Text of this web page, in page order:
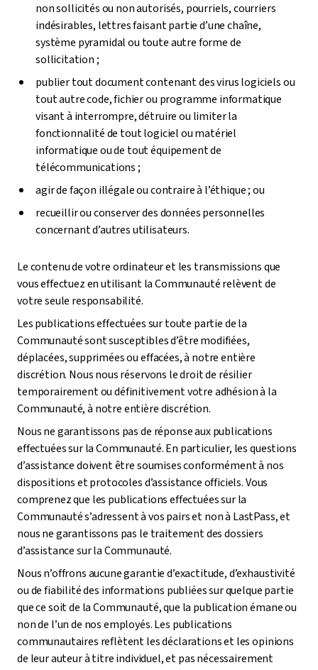
non sollicités ou non autorisés, pourriels, courriers
indésirables, lettres faisant partie d’une chaîne,
système pyramidal ou toute autre forme de
sollicitation ;
publier tout document contenant des virus logiciels ou
tout autre code, fichier ou programme informatique
visant à interrompre, détruire ou limiter la
fonctionnalité de tout logiciel ou matériel
informatique ou de tout équipement de
télécommunications ;
agir de façon illégale ou contraire à l’éthique ; ou
recueillir ou conserver des données personnelles
concernant d’autres utilisateurs.
Le contenu de votre ordinateur et les transmissions que
vous effectuez en utilisant la Communauté relèvent de
votre seule responsabilité.
Les publications effectuées sur toute partie de la
Communauté sont susceptibles d’être modifiées,
déplacées, supprimées ou effacées, à notre entière
discrétion. Nous nous réservons le droit de résilier
temporairement ou définitivement votre adhésion à la
Communauté, à notre entière discrétion.
Nous ne garantissons pas de réponse aux publications
effectuées sur la Communauté. En particulier, les questions
d’assistance doivent être soumises conformément à nos
dispositions et protocoles d’assistance officiels. Vous
comprenez que les publications effectuées sur la
Communauté s’adressent à vos pairs et non à LastPass, et
nous ne garantissons pas le traitement des dossiers
d’assistance sur la Communauté.
Nous n’offrons aucune garantie d’exactitude, d’exhaustivité
ou de fiabilité des informations publiées sur quelque partie
que ce soit de la Communauté, que la publication émane ou
non de l’un de nos employés. Les publications
communautaires reflètent les déclarations et les opinions
de leur auteur à titre individuel, et pas nécessairement